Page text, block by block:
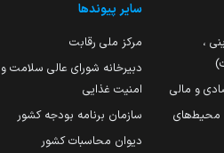
،
و مالی
محیط‌های
سایر پیوندها
مرکز ملی رقابت
دبیرخانه شورای عالی سلامت و
امنیت غذایی
سازمان برنامه بودجه کشور
دیوان محاسبات کشور